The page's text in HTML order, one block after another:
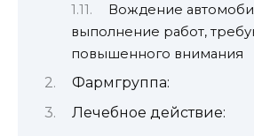
Вождение
выполнение работ,
повышенного внимания
Фармгруппа:
Лечебное действие: